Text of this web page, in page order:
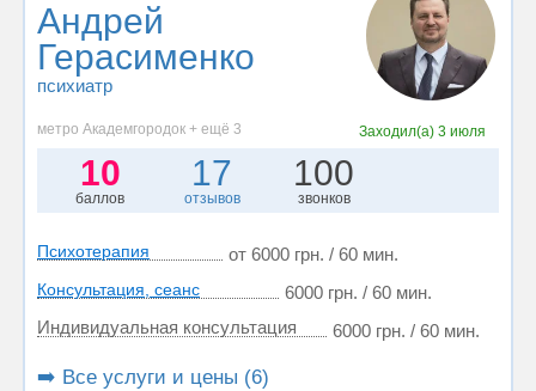
Андрей
Герасименко
психиатр
метро Академгородок + ещё 3 Заходил(а) 3 июля
10
баллов
17
отзывов
100
звонков
Психотерапия от 6000 грн. / 60 мин.
Консультация, сеанс
6000 грн. / 60 мин.
Индивидуальная консультация
6000 грн. / 60 мин.
➡️ Все услуги и цены (6)